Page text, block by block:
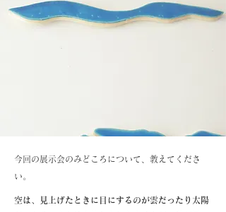
今回の展示会のみどころについて、教えてくださ
い。
空は、見上げたときに目にするのが雲だったり太陽